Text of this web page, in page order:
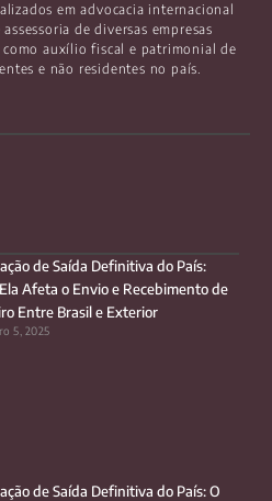
em advocacia internacional
de diversas empresas
como auxílio fiscal e patrimonial de
e não residentes no país.
de Saída Definitiva do País:
Afeta o Envio e Recebimento de
Entre Brasil e Exterior
5, 2025
de Saída Definitiva do País: O